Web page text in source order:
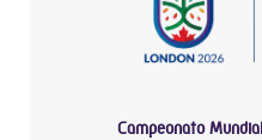
Campeonato